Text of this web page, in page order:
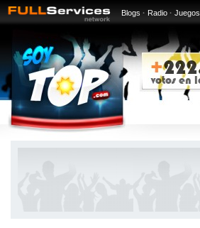
Blogs · Radio · Juegos